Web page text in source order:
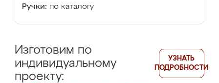
Ручки: по каталогу
Изготовим по
индивидуальному
проекту:
УЗНАТЬ
ПОДРОБНОСТИ